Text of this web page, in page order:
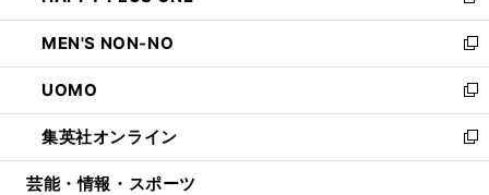
開
く
ウ
で
開
く
ン
ド
ウ
で
開
く
ウ
ィ
ン
ド
ウ
で
開
し
い
ウ
ィ
ン
ド
ウ
MEN'S NON-NO
新
し
い
ウ
ィ
ン
UOMO
新
し
い
ウ
集英社オンライン
新
し
芸能・情報・スポーツ